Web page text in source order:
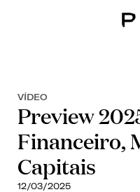
VÍDEO
Preview
Financeiro,
Capitais
12/03/2025